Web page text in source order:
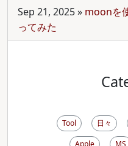
Sep 21, 2025» moonを
ってみた
Tool 日々
Apple
MS